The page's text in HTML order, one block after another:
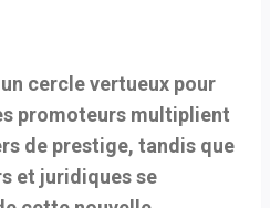
cercle vertueux pour
promoteurs multiplient
de prestige, tandis que
et juridiques se